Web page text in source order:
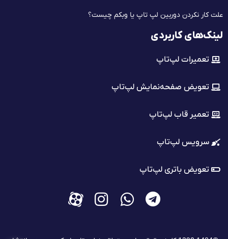
علت کار نکردن دوربین لپ تاپ یا وبکم چیست؟
لینک‌های کاربردی
تعمیرات لپ‌تاپ
تعویض صفحه‌نمایش لپ‌تاپ
تعمیر قاب لپ‌تاپ
سرویس لپ‌تاپ
تعویض باتری لپ‌تاپ